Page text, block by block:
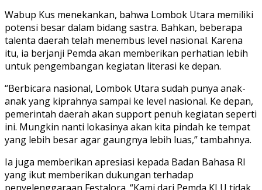
Wabup Kus menekankan, bahwa Lombok Utara memiliki
potensi besar dalam bidang sastra. Bahkan, beberapa
talenta daerah telah menembus level nasional. Karena
itu, ia berjanji Pemda akan memberikan perhatian lebih
untuk pengembangan kegiatan literasi ke depan.
“Berbicara nasional, Lombok Utara sudah punya anak-
anak yang kiprahnya sampai ke level nasional. Ke depan,
pemerintah daerah akan support penuh kegiatan seperti
ini. Mungkin nanti lokasinya akan kita pindah ke tempat
yang lebih besar agar gaungnya lebih luas,” tambahnya.
Ia juga memberikan apresiasi kepada Badan Bahasa RI
yang ikut memberikan dukungan terhadap